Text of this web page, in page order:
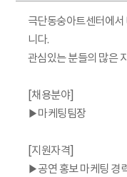
극단동숭아트센터에서
니다.
관심있는 분들의 많은
[채용분야]
▶마케팅팀장
[지원자격]
▶공연 홍보 마케팅 경